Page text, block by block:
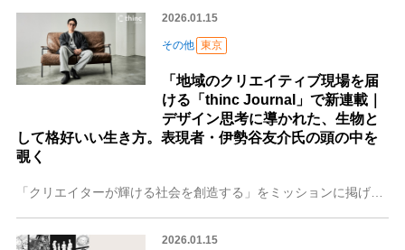
2026.01.15
その他 東京
「地域のクリエイティブ現場を届
ける「thinc Journal」で新連載｜
デザイン思考に導かれた、生物と
して格好いい生き方。表現者・伊勢谷友介氏の頭の中を
覗く
「クリエイターが輝ける社会を創造する」をミッションに掲げ、広告業界で「教育・制作・開発」の3つの領域にわたりクリエイティブに関わるサービスを展開している株式会社
2026.01.15